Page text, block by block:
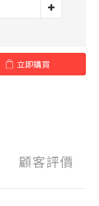
立即購買
顧客評價